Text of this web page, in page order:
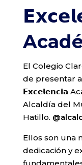
El Colegio
de presentar
𝗘𝘅𝗰𝗲𝗹𝗲𝗻𝗰𝗶𝗮
Alcaldía del
Hatillo.
Ellos son una
dedicación y